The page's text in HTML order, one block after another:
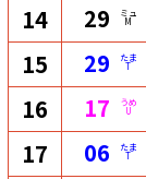
14 29 ミュ
M
15 29 たま
T
16 17 うめ
U
17 06 たま
T